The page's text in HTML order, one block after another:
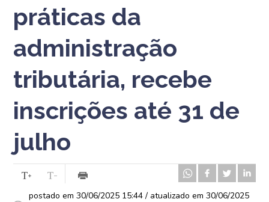
práticas da
administração
tributária, recebe
inscrições até 31 de
julho
postado em 30/06/2025 15:44 / atualizado em 30/06/2025